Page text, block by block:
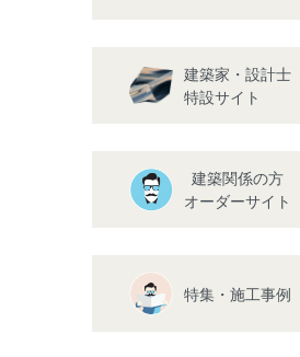
建築家・設計士
特設サイト
建築関係の方
オーダーサイト
特集・施工事例